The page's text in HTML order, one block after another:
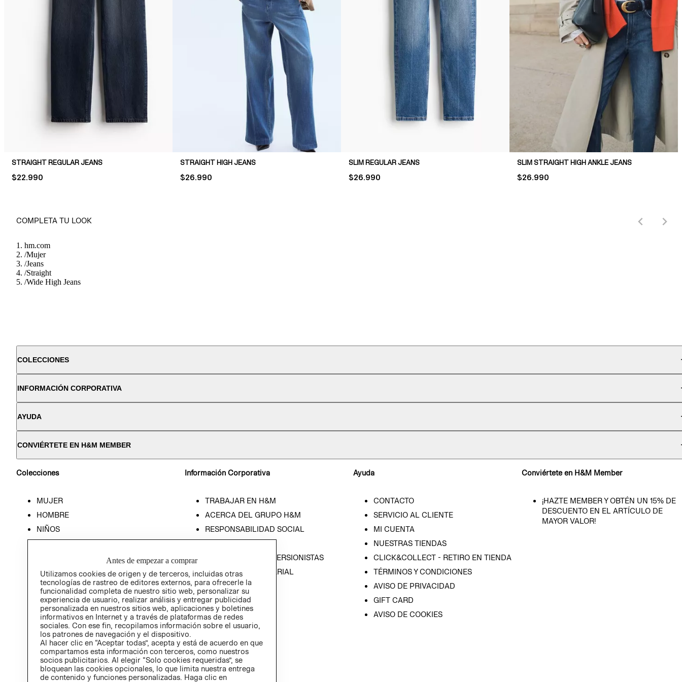
STRAIGHT REGULAR JEANS
PRICE:
$22.990
STRAIGHT HIGH JEANS
PRICE:
$26.990
SLIM REGULAR JEANS
PRICE:
$26.990
SLIM STRAIGHT HIGH ANKLE JEANS
PRICE:
$26.990
COMPLETA TU LOOK
hm.com
/Mujer
/Jeans
/Straight
/Wide High Jeans
COLECCIONES
INFORMACIÓN CORPORATIVA
AYUDA
CONVIÉRTETE EN H&M MEMBER
Colecciones
MUJER
HOMBRE
NIÑOS
Información Corporativa
TRABAJAR EN H&M
ACERCA DEL GRUPO H&M
RESPONSABILIDAD SOCIAL
RELACIÓN CON INVERSIONISTAS
POLÍTICA EMPRESARIAL
Ayuda
CONTACTO
SERVICIO AL CLIENTE
MI CUENTA
NUESTRAS TIENDAS
CLICK&COLLECT - RETIRO EN TIENDA
TÉRMINOS Y CONDICIONES
AVISO DE PRIVACIDAD
GIFT CARD
AVISO DE COOKIES
Conviértete en H&M Member
¡HAZTE MEMBER Y OBTÉN UN 15% DE
DESCUENTO EN EL ARTÍCULO DE
MAYOR VALOR!
Antes de empezar a comprar
Utilizamos cookies de origen y de terceros, incluidas otras
tecnologías de rastreo de editores externos, para ofrecerle la
funcionalidad completa de nuestro sitio web, personalizar su
experiencia de usuario, realizar análisis y entregar publicidad
personalizada en nuestros sitios web, aplicaciones y boletines
informativos en Internet y a través de plataformas de redes
sociales. Con ese fin, recopilamos información sobre el usuario,
los patrones de navegación y el dispositivo.
Al hacer clic en “Aceptar todas”, acepta y está de acuerdo en que
compartamos esta información con terceros, como nuestros
socios publicitarios. Al elegir “Solo cookies requeridas”, se
bloquean las cookies opcionales, lo que limita nuestra entrega
de contenido y funciones personalizadas. Haga clic en